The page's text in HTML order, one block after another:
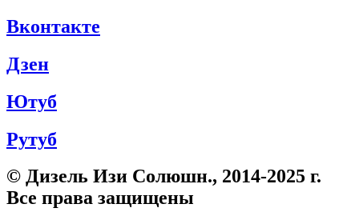
Вконтакте
Дзен
Ютуб
Рутуб
© Дизель Изи Солюшн., 2014-2025 г.
Все права защищены